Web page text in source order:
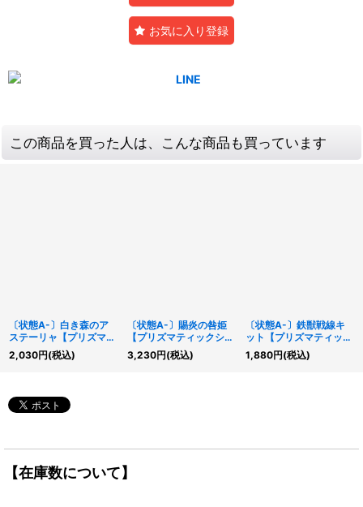
お気に入り登録
この商品を買った人は、こんな商品も買っています
〔状態A-〕白き森のア
ステーリャ【プリズマテ
ィックシークレット】
{LPST-JP018}《モンス
2,030円(税込)
〔状態A-〕賜炎の咎姫
【プリズマティックシー
クレット】{LPST-
JP025}《リンク》
3,230円(税込)
〔状態A-〕鉄獣戦線キ
ット【プリズマティック
シークレット】{LPST-
JP016}《モンスター》
1,880円(税込)
【在庫数について】